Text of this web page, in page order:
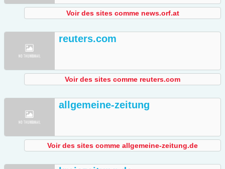
Voir des sites comme news.orf.at
reuters.com
Voir des sites comme reuters.com
allgemeine-zeitung
Voir des sites comme allgemeine-zeitung.de